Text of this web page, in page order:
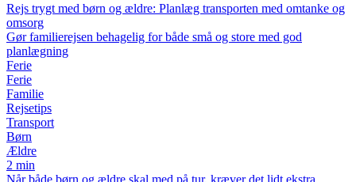
Rejs trygt med børn og ældre: Planlæg transporten med omtanke og
omsorg
Gør familierejsen behagelig for både små og store med god
planlægning
Ferie
Ferie
Familie
Rejsetips
Transport
Børn
Ældre
2 min
Når både børn og ældre skal med på tur, kræver det lidt ekstra